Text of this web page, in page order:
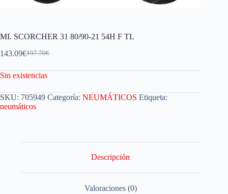
MI. SCORCHER 31 80/90-21 54H F TL
197.70€
143.09€
Sin existencias
SKU: 705949 Categoría: NEUMÁTICOS Etiqueta:
neumáticos
Descripción
Valoraciones (0)